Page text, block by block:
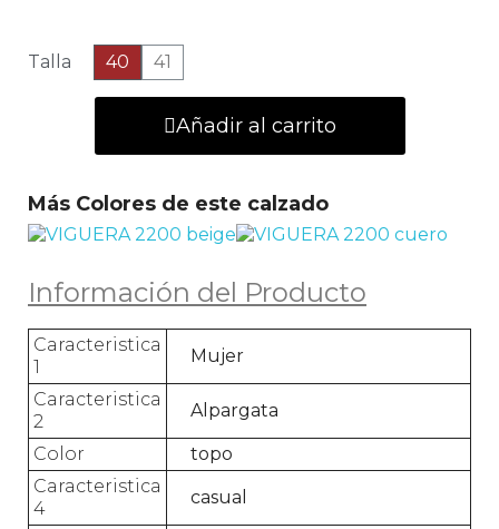
Talla 40 41
Añadir al carrito
Más Colores de este calzado
Información del Producto
Caracteristica
1
Mujer
Caracteristica
2
Alpargata
Color
topo
Caracteristica
4
casual